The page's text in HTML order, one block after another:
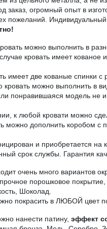
огромный опыт в
пожеланий. Индивидуальный
можно выполнить в
кровать имеет
имеет две кованые спинки
можно выполнить в
понравившаяся модель не
к любой кровати можно
можно дополнить коробом
и приобретается на
срок службы. Гарантия
очень много вариантов
порошковое
Шоколад.
покрасить в ЛЮБОЙ цвет
нанести патину, эффект